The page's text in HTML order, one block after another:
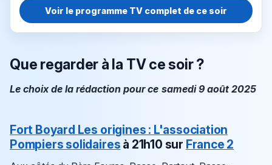
Voir le programme TV complet de ce soir
Que regarder à la TV ce soir ?
Le choix de la rédaction pour ce samedi 9 août 2025
Fort Boyard Les origines : L'association
Pompiers solidaires à 21h10 sur France 2